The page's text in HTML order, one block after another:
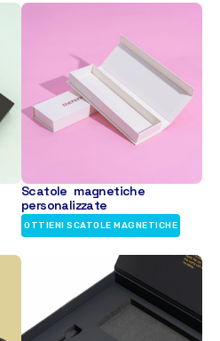
Scatole magnetiche
personalizzate
OTTIENI SCATOLE MAGNETICHE